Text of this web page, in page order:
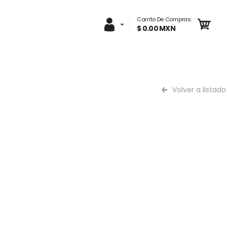
Carrito De Compras:
$ 0.00 MXN
Volver a listado